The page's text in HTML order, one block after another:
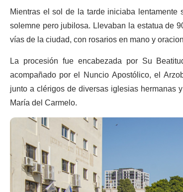
Mientras el sol de la tarde iniciaba
solemne pero jubilosa. Llevaban la estatua de
vías de la ciudad, con rosarios en mano y
La procesión fue encabezada por Su
acompañado por el Nuncio Apostólico, el
junto a clérigos de diversas iglesias
María del Carmelo.